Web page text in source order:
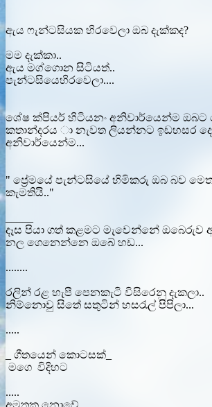
ඇය ෆැන්ටසියක හිරවෙලා ඔබ දැක්කද?
මම දැක්කා..
ඇය මග්ගොන සිටියත්..
පැන්ටසියෙහිරවෙලා....
ශේෂ ක්පියර් හිටියනං අනිවාර්යෙන්ම
කතාන්දරය ා නැවත ලියන්නට ඉඩහසර
අනිවාර්යෙන්ම...
" ප්‍රේමයේ පැන්ටසියේ හිමිකරු ඔබ බව
කැමතියි.."
දෑස පියා ගත් කළමට මැවෙන්නේ
නල ගෙනෙන්නෙ ඔබේ හඩ...
........
රලින් රළ හැපී පෙනකැටි විසිරෙනු දැකලා..
නිම්නොවු සිතේ සතුටින් හසරැල් පිපිලා...
.....
_ ගීතයෙන් කොටසක්_
මගෙ විදිහට
.....